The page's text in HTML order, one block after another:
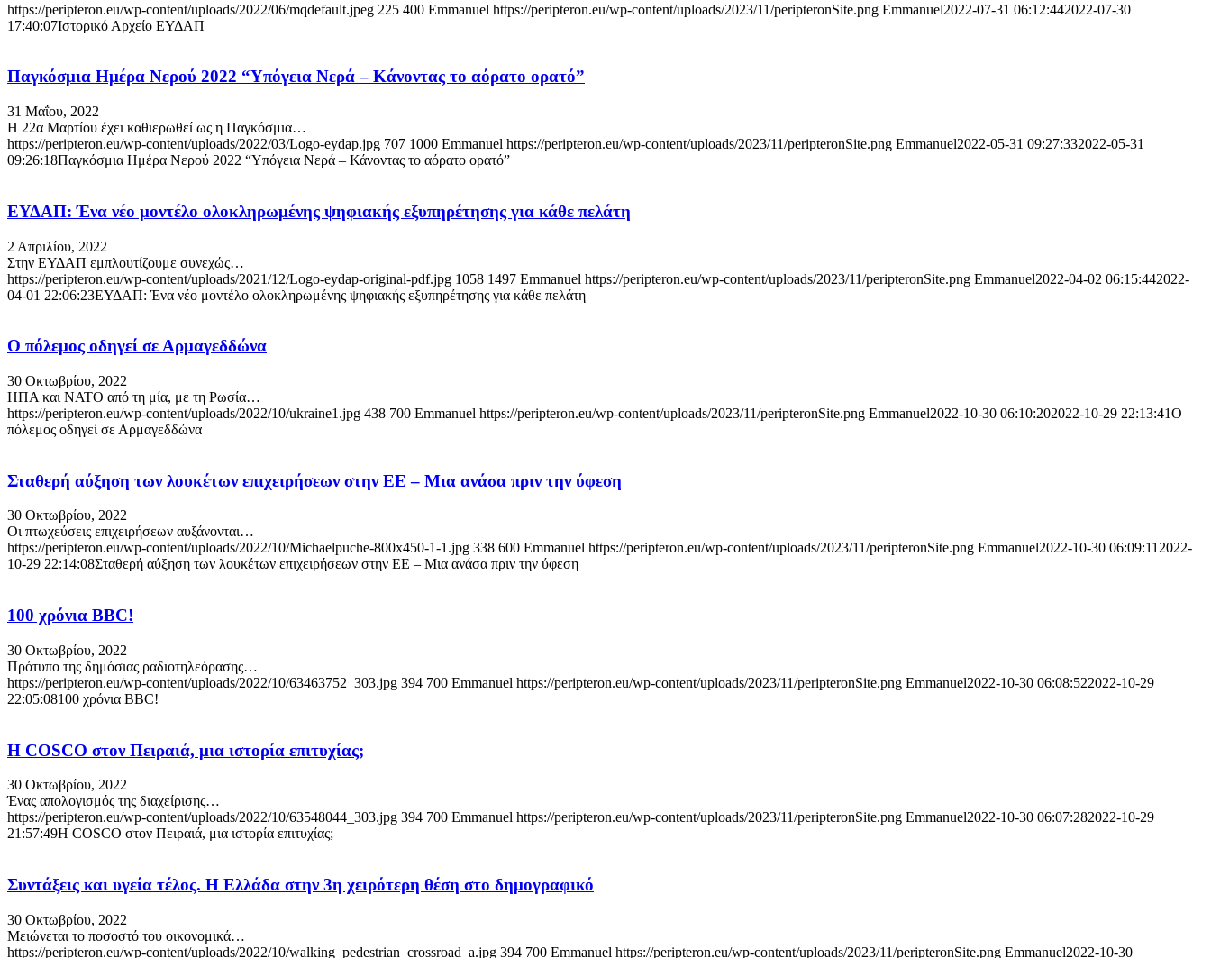
https://peripteron.eu/wp-content/uploads/2022/06/mqdefault.jpeg 225 400 Emmanuel https://peripteron.eu/wp-content/uploads/2023/11/peripteronSite.png Emmanuel2022-07-31 06:12:442022-07-30
17:40:07Ιστορικό Αρχείο ΕΥΔΑΠ
Παγκόσμια Ημέρα Νερού 2022 “Υπόγεια Νερά – Κάνοντας το αόρατο ορατό”
31 Μαΐου, 2022
H 22α Μαρτίου έχει καθιερωθεί ως η Παγκόσμια…
https://peripteron.eu/wp-content/uploads/2022/03/Logo-eydap.jpg 707 1000 Emmanuel https://peripteron.eu/wp-content/uploads/2023/11/peripteronSite.png Emmanuel2022-05-31 09:27:332022-05-31
09:26:18Παγκόσμια Ημέρα Νερού 2022 “Υπόγεια Νερά – Κάνοντας το αόρατο ορατό”
ΕΥΔΑΠ: Ένα νέο μοντέλο ολοκληρωμένης ψηφιακής εξυπηρέτησης για κάθε πελάτη
2 Απριλίου, 2022
Στην ΕΥΔΑΠ εμπλουτίζουμε συνεχώς…
https://peripteron.eu/wp-content/uploads/2021/12/Logo-eydap-original-pdf.jpg 1058 1497 Emmanuel https://peripteron.eu/wp-content/uploads/2023/11/peripteronSite.png Emmanuel2022-04-02 06:15:442022-
04-01 22:06:23ΕΥΔΑΠ: Ένα νέο μοντέλο ολοκληρωμένης ψηφιακής εξυπηρέτησης για κάθε πελάτη
Ο πόλεμος οδηγεί σε Αρμαγεδδώνα
30 Οκτωβρίου, 2022
ΗΠΑ και ΝΑΤΟ από τη μία, με τη Ρωσία…
https://peripteron.eu/wp-content/uploads/2022/10/ukraine1.jpg 438 700 Emmanuel https://peripteron.eu/wp-content/uploads/2023/11/peripteronSite.png Emmanuel2022-10-30 06:10:202022-10-29 22:13:41Ο
πόλεμος οδηγεί σε Αρμαγεδδώνα
Σταθερή αύξηση των λουκέτων επιχειρήσεων στην ΕΕ – Μια ανάσα πριν την ύφεση
30 Οκτωβρίου, 2022
Οι πτωχεύσεις επιχειρήσεων αυξάνονται…
https://peripteron.eu/wp-content/uploads/2022/10/Michaelpuche-800x450-1-1.jpg 338 600 Emmanuel https://peripteron.eu/wp-content/uploads/2023/11/peripteronSite.png Emmanuel2022-10-30 06:09:11 2022-
10-29 22:14:08Σταθερή αύξηση των λουκέτων επιχειρήσεων στην ΕΕ – Μια ανάσα πριν την ύφεση
100 χρόνια BBC!
30 Οκτωβρίου, 2022
Πρότυπο της δημόσιας ραδιοτηλεόρασης…
https://peripteron.eu/wp-content/uploads/2022/10/63463752_303.jpg 394 700 Emmanuel https://peripteron.eu/wp-content/uploads/2023/11/peripteronSite.png Emmanuel2022-10-30 06:08:522022-10-29
22:05:08100 χρόνια BBC!
Η COSCO στον Πειραιά, μια ιστορία επιτυχίας;
30 Οκτωβρίου, 2022
Ένας απολογισμός της διαχείρισης…
https://peripteron.eu/wp-content/uploads/2022/10/63548044_303.jpg 394 700 Emmanuel https://peripteron.eu/wp-content/uploads/2023/11/peripteronSite.png Emmanuel2022-10-30 06:07:282022-10-29
21:57:49Η COSCO στον Πειραιά, μια ιστορία επιτυχίας;
Συντάξεις και υγεία τέλος. Η Ελλάδα στην 3η χειρότερη θέση στο δημογραφικό
30 Οκτωβρίου, 2022
Μειώνεται το ποσοστό του οικονομικά…
https://peripteron.eu/wp-content/uploads/2022/10/walking_pedestrian_crossroad_a.jpg 394 700 Emmanuel https://peripteron.eu/wp-content/uploads/2023/11/peripteronSite.png Emmanuel2022-10-30